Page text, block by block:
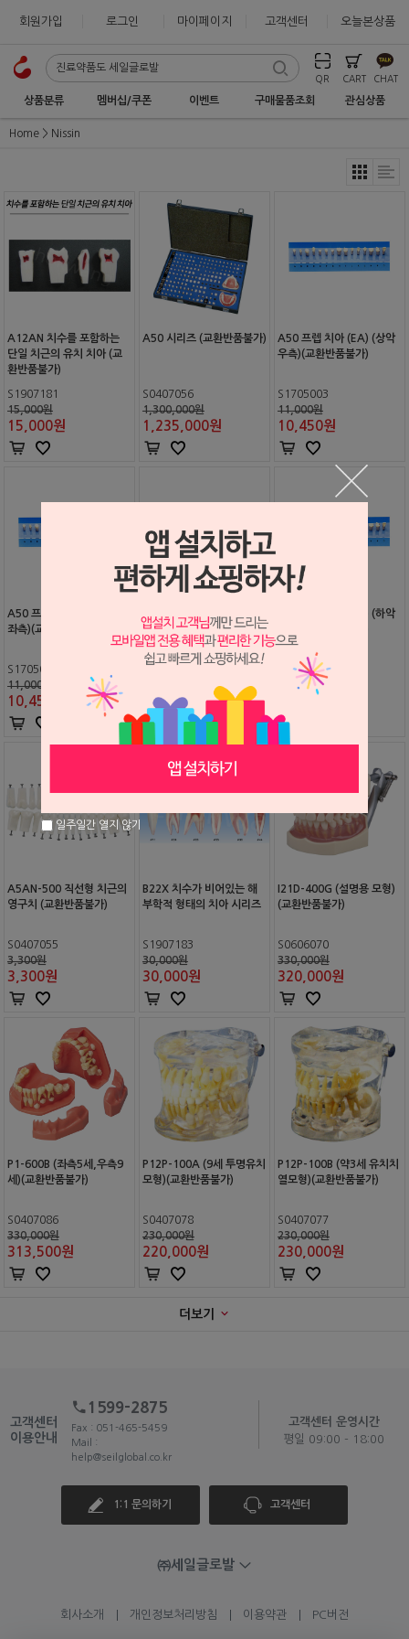
회원가입 로그인 마이페이지 고객센터 오늘본상품
QR CART CHAT
상품분류 멤버십/쿠폰 이벤트 구매물품조회 관심상품
Home Nissin
A12AN 치수를 포함하는
단일 치근의 유치 치아 (교
환반품불가)
S1907181
15,000원
15,000원
A50 시리즈 (교환반품불가)
S0407056
1,300,000원
1,235,000원
A50 프렙 치아 (EA) (상악
우측)(교환반품불가)
S1705003
11,000원
10,450원
A50 프렙 치아 (EA) (상악
좌측)(교환반품불가)
S1705004
11,000원
10,450
우측)(교환반품불가)
10,450원
A50 프렙 치아 (EA) (하악
S1705005
11,000원
A5AN-500 직선형 치근의
영구치 (교환반품불가)
S0407055
3,300원
3,300원
B22X 치수가 비어있는 해
부학적 형태의 치아 시리즈
S1907183
30,000원
30,000원
I21D-400G (설명용 모형)
(교환반품불가)
S0606070
330,000원
320,000원
P1-600B (좌측5세,우측9
세)(교환반품불가)
S0407086
330,000원
313,500원
P12P-100A (9세 투명유치
모형)(교환반품불가)
S0407078
230,000원
220,000원
P12P-100B (약3세 유치치
열모형)(교환반품불가)
S0407077
230,000원
230,000원
더보기
고객센터
이용안내
1599-2875
Fax : 051-465-5459
Mail :
help@seilglobal.co.kr
고객센터 운영시간
평일 09:00 - 18:00
1:1 문의하기 고객센터
㈜세일글로발
회사소개 개인정보처리방침 이용약관 PC버전
일주일간 열지 않기